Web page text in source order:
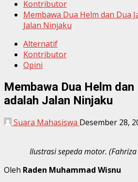
Kontributor
Membawa Dua Helm dan Dua
Jalan Ninjaku
Alternatif
Kontributor
Opini
Membawa Dua Helm
adalah Jalan Ninjaku
Suara Mahasiswa Desember 28,
Ilustrasi sepeda motor.
Oleh Raden Muhammad Wisnu